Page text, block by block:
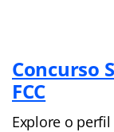
Concurso
FCC
Explore o perfil